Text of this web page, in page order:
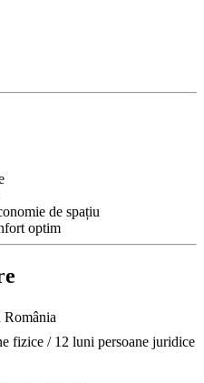
de spațiu
optim
fizice / 12 luni persoane juridice